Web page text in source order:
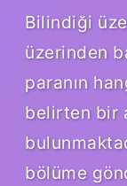
Bilindiği
üzerinden
paranın
belirten bir
bölüme